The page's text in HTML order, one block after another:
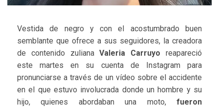
Vestida de negro y con el acostumbrado buen
semblante que ofrece a sus seguidores, la creadora
de contenido zulianaValeria Carruyo reapareció
este martes en su cuenta de Instagram para
pronunciarse a través de un vídeo sobre el accidente
en el que estuvo involucrada donde un hombre y su
hijo, quienes abordaban una moto, fueron